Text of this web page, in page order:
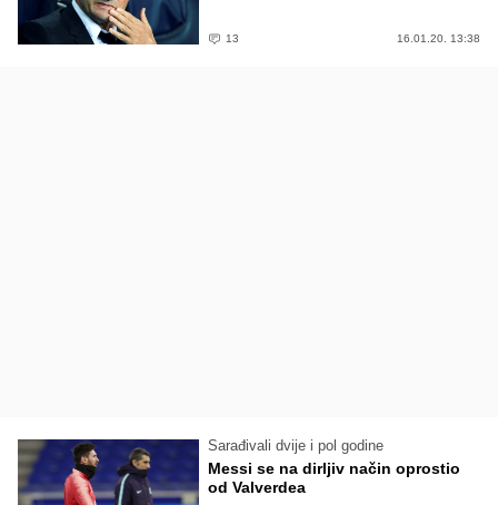
13 16.01.20. 13:38
Sarađivali dvije i pol godine
Messi se na dirljiv način oprostio
od Valverdea